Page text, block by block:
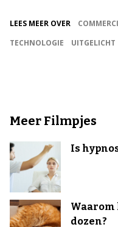
LEES MEER OVER
TECHNOLOGIE
UITGELICHT
Meer Filmpjes
Is
Waarom
dozen?